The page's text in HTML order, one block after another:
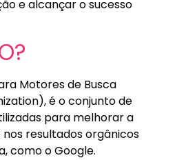
e alcançar o sucesso
Motores de Busca
é o conjunto de
para melhorar a
resultados orgânicos
como o Google.